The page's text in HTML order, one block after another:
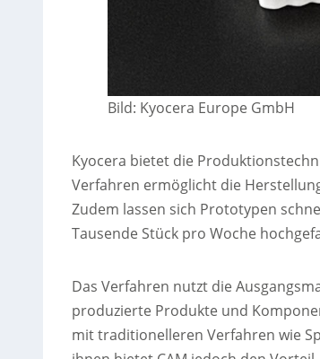
Bild: Kyocera Europe GmbH
Kyocera bietet die
Verfahren ermöglicht die
Zudem lassen sich Prototypen
Tausende Stück pro Woche
Das Verfahren nutzt die
produzierte Produkte und
mit traditionelleren Verfahren wie